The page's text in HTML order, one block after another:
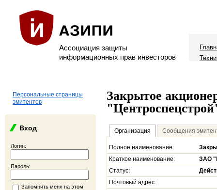
Ассоциация защиты
информационных прав инвесторов
Персональные страницы
эмитентов
Вход
Логин:
Пароль:
Запомнить меня на этом
Закрытое
Организация Сообщения
Полное наименование:
Краткое наименование:
ЗАО
Статус:
Почтовый адрес: